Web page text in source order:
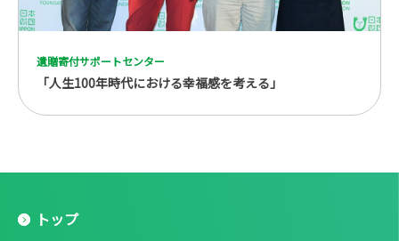
遺贈寄付サポートセンター
「人生100年時代における幸福感を考える」
トップ